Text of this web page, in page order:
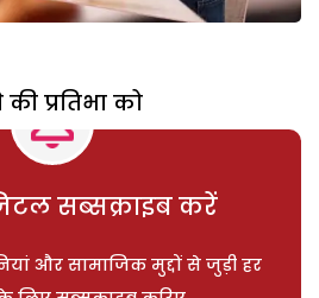
प्रतिभा को
सब्सक्राइब करें
और सामाजिक मुद्दों से जुड़ी हर